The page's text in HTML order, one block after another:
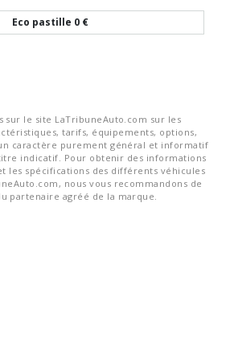
Eco pastille 0 €
sur le site LaTribuneAuto.com sur les
tarifs, équipements, options,
caractère purement général et informatif
indicatif. Pour obtenir des informations
les spécifications des différents véhicules
nous vous recommandons de
partenaire agréé de la marque.